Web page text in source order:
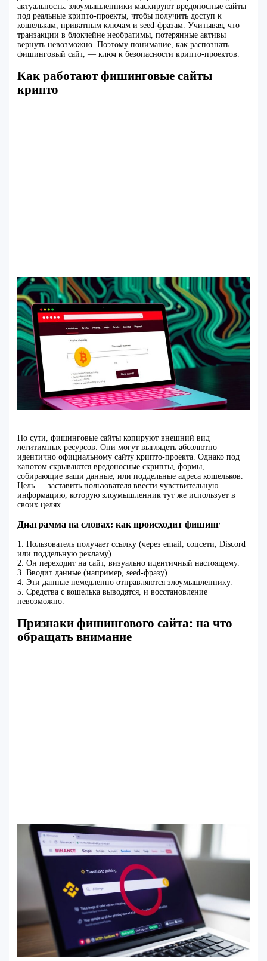
актуальность: злоумышленники маскируют вредоносные сайты
под реальные крипто-проекты, чтобы получить доступ к
кошелькам, приватным ключам и seed-фразам. Учитывая, что
транзакции в блокчейне необратимы, потерянные активы
вернуть невозможно. Поэтому понимание, как распознать
фишинговый сайт, — ключ к безопасности крипто-проектов.
Как работают фишинговые сайты
крипто
По сути, фишинговые сайты копируют внешний вид
легитимных ресурсов. Они могут выглядеть абсолютно
идентично официальному сайту крипто-проекта. Однако под
капотом скрываются вредоносные скрипты, формы,
собирающие ваши данные, или поддельные адреса кошельков.
Цель — заставить пользователя ввести чувствительную
информацию, которую злоумышленник тут же использует в
своих целях.
Диаграмма на словах: как происходит фишинг
1. Пользователь получает ссылку (через email, соцсети, Discord
или поддельную рекламу).
2. Он переходит на сайт, визуально идентичный настоящему.
3. Вводит данные (например, seed-фразу).
4. Эти данные немедленно отправляются злоумышленнику.
5. Средства с кошелька выводятся, и восстановление
невозможно.
Признаки фишингового сайта: на что
обращать внимание